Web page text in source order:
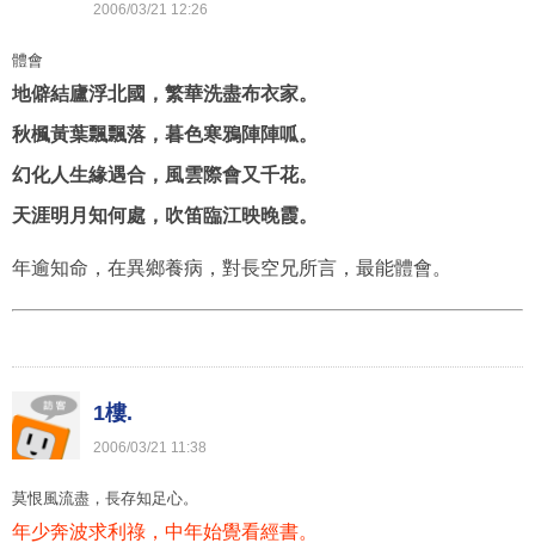
2006/03/21 12:26
體會
地僻結廬浮北國，繁華洗盡布衣家。
秋楓黃葉飄飄落，暮色寒鴉陣陣呱。
幻化人生緣遇合，風雲際會又千花。
天涯明月知何處，吹笛臨江映晚霞。
年逾知命，在異鄉養病，對長空兄所言，最能體會。
1樓.
2006/03/21 11:38
莫恨風流盡，長存知足心。
年少奔波求利祿，中年始覺看經書。